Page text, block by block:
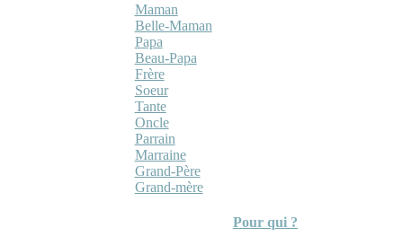
Maman
Belle-Maman
Papa
Beau-Papa
Frère
Soeur
Tante
Oncle
Parrain
Marraine
Grand-Père
Grand-mère
Pour qui ?